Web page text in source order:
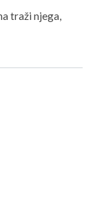
traži njega